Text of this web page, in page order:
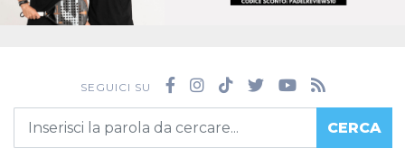
SEGUICI SU
CERCA